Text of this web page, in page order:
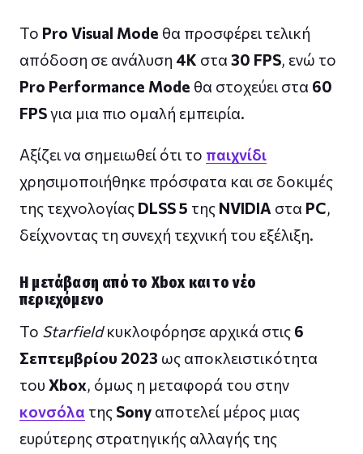
Το Pro Visual Mode θα προσφέρει τελική
απόδοση σε ανάλυση 4K στα 30 FPS, ενώ το
Pro Performance Mode θα στοχεύει στα 60
FPSγια μια πιο ομαλή εμπειρία.
Αξίζει να σημειωθεί ότι το παιχνίδι
χρησιμοποιήθηκε πρόσφατα και σε δοκιμές
της τεχνολογίας DLSS 5 της NVIDIA στα PC,
δείχνοντας τη συνεχή τεχνική του εξέλιξη.
Η μετάβαση από το Xbox και το νέο
περιεχόμενο
Το Starfieldκυκλοφόρησε αρχικά στις 6
Σεπτεμβρίου 2023 ως αποκλειστικότητα
του Xbox, όμως η μεταφορά του στην
κονσόλα της Sony αποτελεί μέρος μιας
ευρύτερης στρατηγικής αλλαγής της